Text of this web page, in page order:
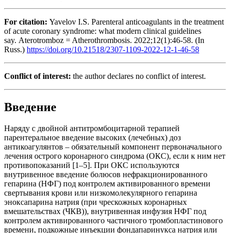
For citation: Yavelov I.S. Parenteral anticoagulants in the treatment
of acute coronary syndrome: what modern clinical guidelines
say. Aterotromboz = Atherothrombosis. 2022;12(1):46-58. (In
Russ.) https://doi.org/10.21518/2307-1109-2022-12-1-46-58
Conflict of interest: the author declares no conflict of interest.
Введение
Наряду c двойной антитромбоцитарной терапией
парентеральное введение высоких (лечебных) доз
антикоагулянтов – обязательный компонент первоначального
лечения острого коронарного синдрома (ОКС), если к ним нет
противопоказаний [1–5]. При ОКС используются
внутривенное введение болюсов нефракционированного
гепарина (НФГ) под контролем активированного времени
свертывания крови или низкомолекулярного гепарина
эноксапарина натрия (при чрескожных коронарных
вмешательствах (ЧКВ)), внутривенная инфузия НФГ под
контролем активированного частичного тромбопластинового
времени, подкожные инъекции фондапаринукса натрия или